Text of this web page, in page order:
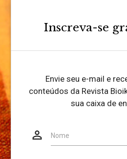
Inscreva-se
Envie seu e-mail e
conteúdos da Revista
sua caixa de
person_outline Nome
Website